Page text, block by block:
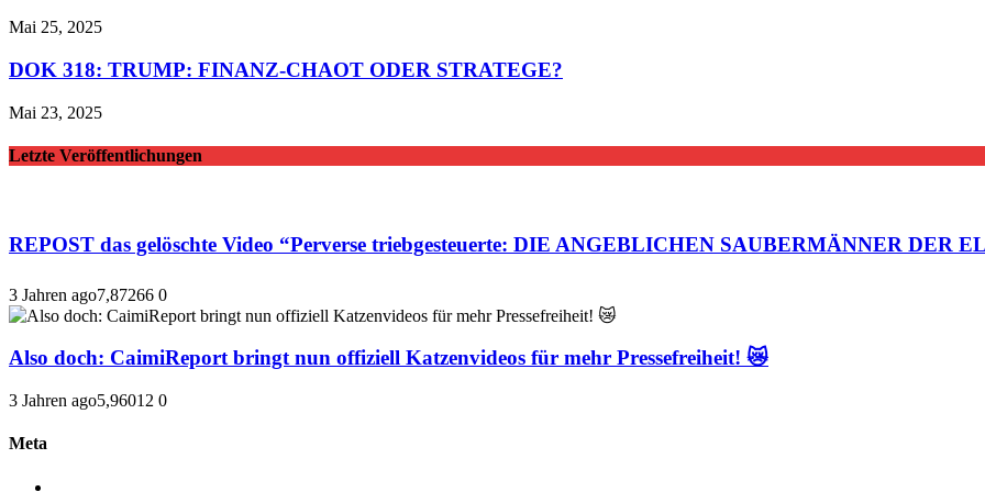
Mai 25, 2025
DOK 318: TRUMP: FINANZ-CHAOT ODER STRATEGE?
Mai 23, 2025
Letzte Veröffentlichungen
REPOST das gelöschte Video “Perverse triebgesteuerte: DIE ANGEBLICHEN SAUBERMÄNNER DER
3 Jahren ago7,87266 0
Also doch: CaimiReport bringt nun offiziell Katzenvideos für mehr Pressefreiheit! 😿
3 Jahren ago5,96012 0
Meta